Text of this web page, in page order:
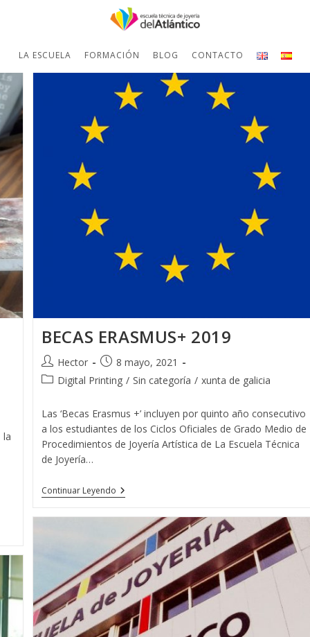
LA ESCUELA FORMACIÓN BLOG CONTACTO
la
BECAS ERASMUS+ 2019
Autor
de
Hector
Publicación
de
8 mayo, 2021
Categoría
la
entrada:
Digital Printing / Sin categoría / xunta de galicia
Las ‘Becas Erasmus +’ incluyen por quinto año consecutivo
a los estudiantes de los Ciclos Oficiales de Grado Medio de
Procedimientos de Joyería Artística de La Escuela Técnica
de Joyería…
Continuar Leyendo BECAS
ERASMUS+